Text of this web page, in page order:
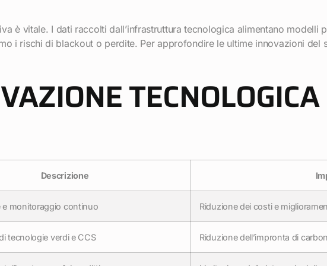
è vitale. I dati raccolti dall’infrastruttura tecnologica alimentano modelli
i rischi di blackout o perdite. Per approfondire le ultime innovazioni del
Descrizione
e monitoraggio continuo Riduzione dei costi e
tecnologie verdi e CCS Riduzione dell’impronta di